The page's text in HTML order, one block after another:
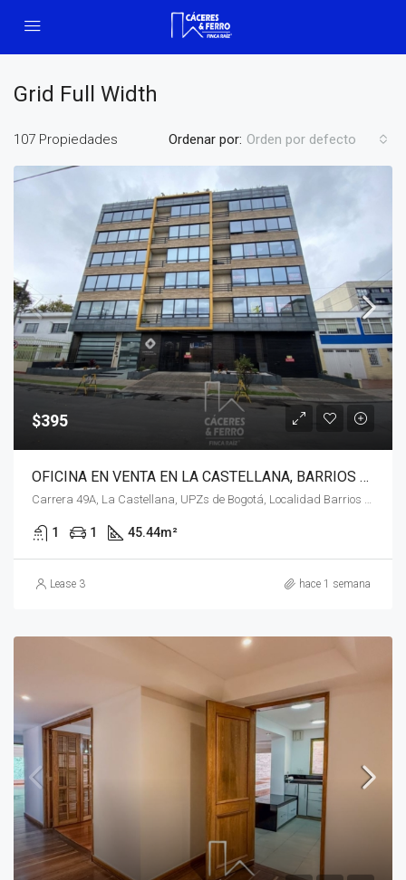
Grid Full Width
107 Propiedades Ordenar por: Orden por defecto
$395
OFICINA EN VENTA EN LA CASTELLANA, BARRIOS UNIDOS, BOGOTÁ, D.C. – (1074)
1 1 45.44m²
Lease 3 hace 1 semana